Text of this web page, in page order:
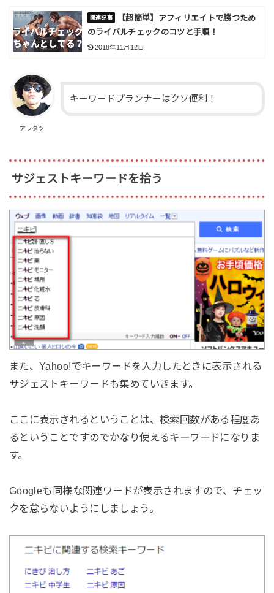
【超簡単】アフィリエイトで勝つため
のライバルチェックのコツと手順！
2018年11月12日
アラタツ
キーワードプランナーはクソ便利！
サジェストキーワードを拾う
また、Yahoo!でキーワードを入力したときに表示される
サジェストキーワードも集めていきます。
ここに表示されるということは、検索回数がある程度あ
るということですのでかなり使えるキーワードになりま
す。
Googleも同様な関連ワードが表示されますので、チェッ
クを怠らないようにしましょう。